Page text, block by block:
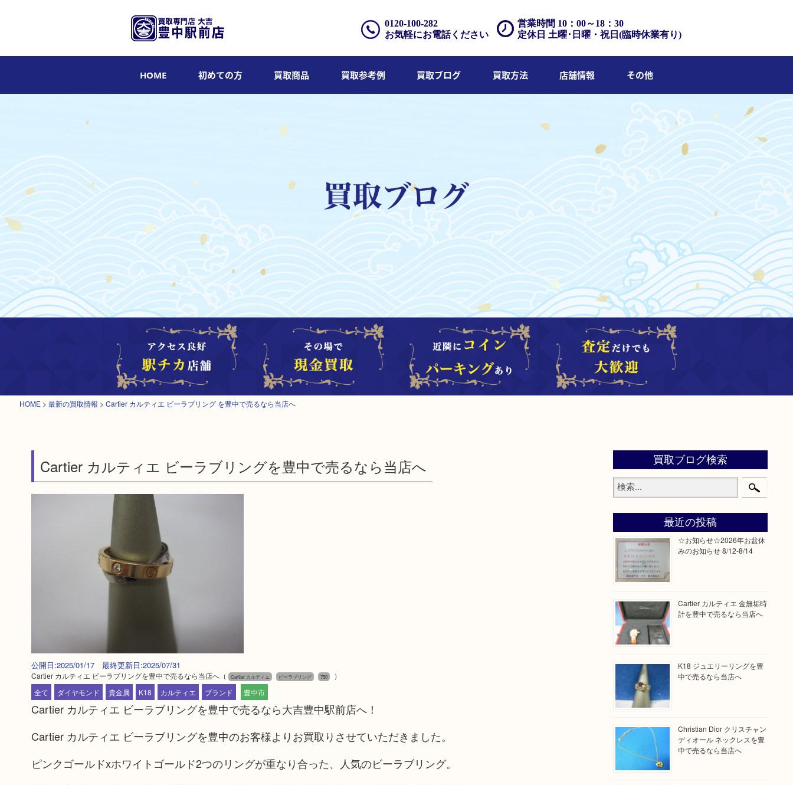
営業時間 10：00～18：30
定休日 土曜･日曜・祝日(臨時休業有り)
0120-100-282
お気軽にお電話ください
HOME 初めての方 買取商品 買取参考例 買取ブログ 買取方法 店舗情報 その他
HOME > 最新の買取情報 > Cartier カルティエ ビーラブリング を豊中で売るなら当店へ
Cartier カルティエ ビーラブリングを豊中で売るなら当店へ
公開日:2025/01/17 最終更新日:2025/07/31
Cartier カルティエ ビーラブリングを豊中で売るなら当店へ（ Cartier カルティエ ビーラブリング 750
）
全て
ダイヤモンド 貴金属 K18 カルティエ ブランド 豊中市
Cartier カルティエ ビーラブリングを豊中で売るなら大吉豊中駅前店へ！
Cartier カルティエ ビーラブリングを豊中のお客様よりお買取りさせていただきました。
ピンクゴールドxホワイトゴールド2つのリングが重なり合った、人気のビーラブリング。
買取ブログ検索
最近の投稿
☆お知らせ☆2026年お盆休
みのお知らせ 8/12-8/14
Cartier カルティエ 金無垢時
計を豊中で売るなら当店へ
K18 ジュエリーリングを豊
中で売るなら当店へ
Christian Dior クリスチャン
ディオール ネックレスを豊
中で売るなら当店へ